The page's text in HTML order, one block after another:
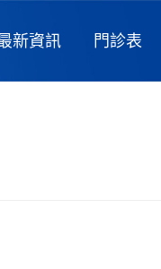
新資訊 門診表